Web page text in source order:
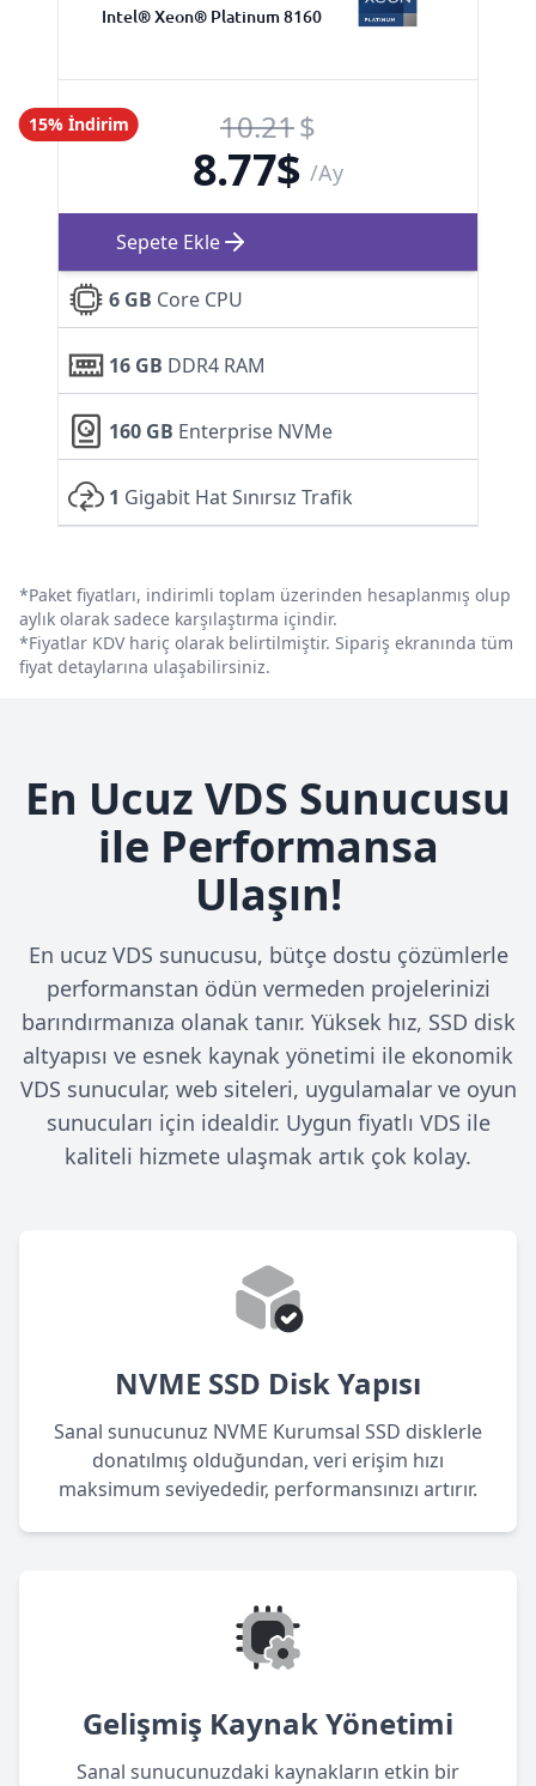
Intel® Xeon® Platinum 8160
15% İndirim 10.21$
8.77$ /Ay
Sepete Ekle
6 GB Core CPU
16 GB DDR4 RAM
160 GB Enterprise NVMe
1 Gigabit Hat Sınırsız Trafik
*Paket fiyatları, indirimli toplam üzerinden hesaplanmış olup
aylık olarak sadece karşılaştırma içindir.
*Fiyatlar KDV hariç olarak belirtilmiştir. Sipariş ekranında tüm
fiyat detaylarına ulaşabilirsiniz.
En Ucuz VDS Sunucusu
ile Performansa
Ulaşın!
En ucuz VDS sunucusu, bütçe dostu çözümlerle
performanstan ödün vermeden projelerinizi
barındırmanıza olanak tanır. Yüksek hız, SSD disk
altyapısı ve esnek kaynak yönetimi ile ekonomik
VDS sunucular, web siteleri, uygulamalar ve oyun
sunucuları için idealdir. Uygun fiyatlı VDS ile
kaliteli hizmete ulaşmak artık çok kolay.
NVME SSD Disk Yapısı
Sanal sunucunuz NVME Kurumsal SSD disklerle
donatılmış olduğundan, veri erişim hızı
maksimum seviyededir, performansınızı artırır.
Gelişmiş Kaynak Yönetimi
Sanal sunucunuzdaki kaynakların etkin bir